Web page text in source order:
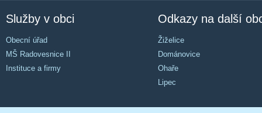
Služby v obci
Obecní úřad
MŠ Radovesnice II
Instituce a firmy
Odkazy na další
Žiželice
Dománovice
Ohaře
Lipec